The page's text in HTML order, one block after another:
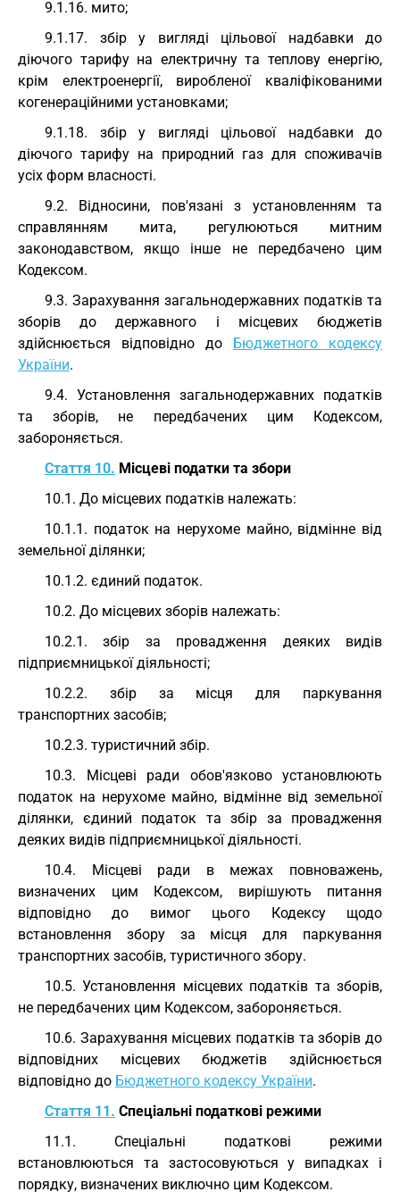
9.1.16. мито;
9.1.17. збір у вигляді цільової надбавки до
діючого тарифу на електричну та теплову енергію,
крім електроенергії, виробленої кваліфікованими
когенераційними установками;
9.1.18. збір у вигляді цільової надбавки до
діючого тарифу на природний газ для споживачів
усіх форм власності.
9.2. Відносини, пов'язані з установленням та
справлянням мита, регулюються митним
законодавством, якщо інше не передбачено цим
Кодексом.
9.3. Зарахування загальнодержавних податків та
зборів до державного і місцевих бюджетів
здійснюється відповідно до Бюджетного кодексу
України.
9.4. Установлення загальнодержавних податків
та зборів, не передбачених цим Кодексом,
забороняється.
Стаття 10. Місцеві податки та збори
10.1. До місцевих податків належать:
10.1.1. податок на нерухоме майно, відмінне від
земельної ділянки;
10.1.2. єдиний податок.
10.2. До місцевих зборів належать:
10.2.1. збір за провадження деяких видів
підприємницької діяльності;
10.2.2. збір за місця для паркування
транспортних засобів;
10.2.3. туристичний збір.
10.3. Місцеві ради обов'язково установлюють
податок на нерухоме майно, відмінне від земельної
ділянки, єдиний податок та збір за провадження
деяких видів підприємницької діяльності.
10.4. Місцеві ради в межах повноважень,
визначених цим Кодексом, вирішують питання
відповідно до вимог цього Кодексу щодо
встановлення збору за місця для паркування
транспортних засобів, туристичного збору.
10.5. Установлення місцевих податків та зборів,
не передбачених цим Кодексом, забороняється.
10.6. Зарахування місцевих податків та зборів до
відповідних місцевих бюджетів здійснюється
відповідно до Бюджетного кодексу України.
Стаття 11. Спеціальні податкові режими
11.1. Спеціальні податкові режими
встановлюються та застосовуються у випадках і
порядку, визначених виключно цим Кодексом.